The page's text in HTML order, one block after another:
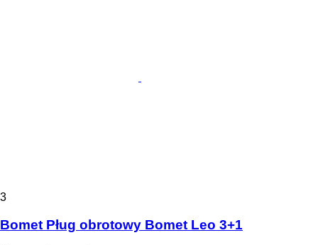
3
Bomet Pług obrotowy Bomet Leo 3+1